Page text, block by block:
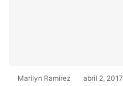
Marilyn Ramírez abril 2, 2017